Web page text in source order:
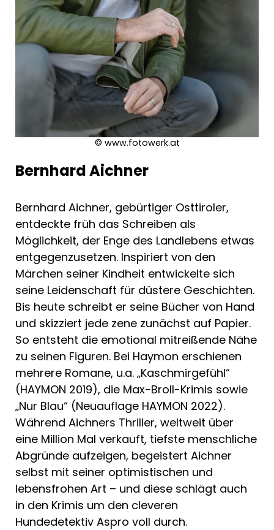
© www.fotowerk.at
Bernhard Aichner
Bernhard Aichner, gebürtiger Osttiroler,
entdeckte früh das Schreiben als
Möglichkeit, der Enge des Landlebens etwas
entgegenzusetzen. Inspiriert von den
Märchen seiner Kindheit entwickelte sich
seine Leidenschaft für düstere Geschichten.
Bis heute schreibt er seine Bücher von Hand
und skizziert jede zene zunächst auf Papier.
So entsteht die emotional mitreißende Nähe
zu seinen Figuren. Bei Haymon erschienen
mehrere Romane, u.a. „Kaschmirgefühl“
(HAYMON 2019), die Max-Broll-Krimis sowie
„Nur Blau“ (Neuauflage HAYMON 2022).
Während Aichners Thriller, weltweit über
eine Million Mal verkauft, tiefste menschliche
Abgründe aufzeigen, begeistert Aichner
selbst mit seiner optimistischen und
lebensfrohen Art – und diese schlägt auch
in den Krimis um den cleveren
Hundedetektiv Aspro voll durch.